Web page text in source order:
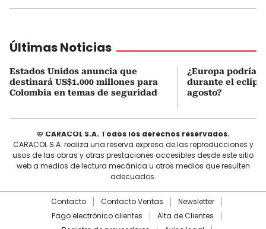
Últimas Noticias
Estados Unidos anuncia que
destinará US$1.000 millones para
Colombia en temas de seguridad
¿Europa podría
durante el
agosto?
© CARACOL S.A. Todos los derechos reservados.
CARACOL S.A. realiza una reserva expresa de las reproducciones y
usos de las obras y otras prestaciones accesibles desde este sitio
web a medios de lectura mecánica u otros medios que resulten
adecuados.
Contacto Contacto Ventas
Newsletter
Pago electrónico clientes
Alta de Clientes